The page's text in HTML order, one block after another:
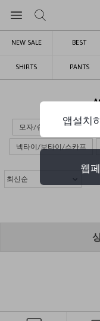
NEW SALE BEST
SHIRTS PANTS
모자/슈즈 가방
넥타이/보타이/스카프
앱설치
웹